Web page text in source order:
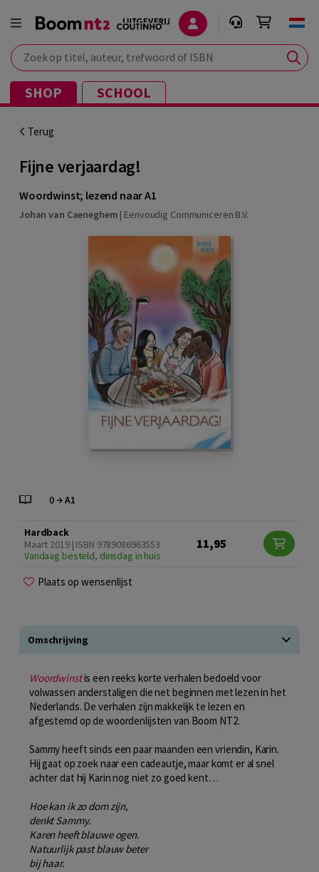
Zoek op titel, auteur, trefwoord of ISBN
SHOP SCHOOL
Terug
Fijne verjaardag!
Woordwinst; lezend naar A1
Johan van Caeneghem | Eenvoudig Communiceren B.V.
Hardback
Maart 2019 | ISBN 9789086963553
Vandaag besteld, dinsdag in huis
11,95
Plaats op wensenlijst
Omschrijving
Woordwinstis een reeks korte verhalen bedoeld voor
volwassen anderstaligen die net beginnen met lezen in het
Nederlands. De verhalen zijn makkelijk te lezen en
afgestemd op de woordenlijsten van Boom NT2.
Sammy heeft sinds een paar maanden een vriendin, Karin.
Hij gaat op zoek naar een cadeautje, maar komt er al snel
achter dat hij Karin nog niet zo goed kent…
Hoe kan ik zo dom zijn,
denkt Sammy.
Karen heeft blauwe ogen.
Natuurlijk past blauw beter
bij haar.